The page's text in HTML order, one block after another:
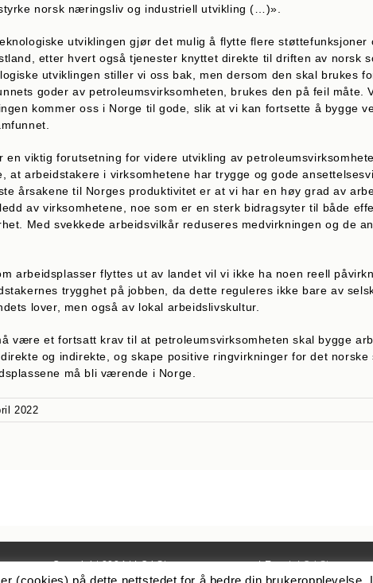
norsk næringsliv og industriell utvikling (…)».
utviklingen gjør det mulig å flytte flere støttefunksjoner
etter hvert også tjenester knyttet direkte til driften av norsk
utviklingen stiller vi oss bak, men dersom den skal brukes
goder av petroleumsvirksomheten, brukes den på feil måte.
kommer oss i Norge til gode, slik at vi kan fortsette å bygge
en viktig forutsetning for videre utvikling av
at arbeidstakere i virksomhetene har trygge og gode
årsakene til Norges produktivitet er at vi har en høy grad av
av virksomhetene, noe som er en sterk bidragsyter til både
Med svekkede arbeidsvilkår reduseres medvirkningen og de
arbeidsplasser flyttes ut av landet vil vi ikke ha noen reell
trygghet på jobben, da dette reguleres ikke bare av
lover, men også av lokal arbeidslivskultur.
være et fortsatt krav til at petroleumsvirksomheten skal bygge
og indirekte, og skape positive ringvirkninger for det norske
må bli værende i Norge.
2022
Copyright 2024 | LO i Stavanger og omegn | Epost:LO i Stavanger
(cookies) på dette nettstedet for å bedre din